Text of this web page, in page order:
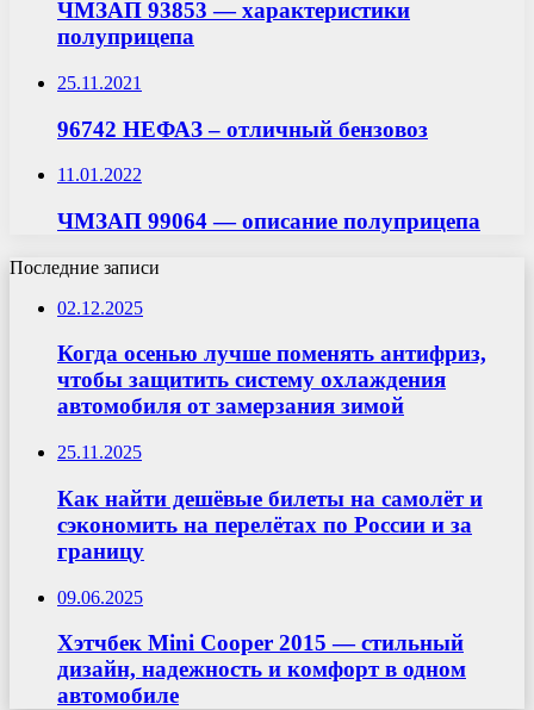
ЧМЗАП 93853 — характеристики
полуприцепа
25.11.2021
96742 НЕФАЗ – отличный бензовоз
11.01.2022
ЧМЗАП 99064 — описание полуприцепа
Последние записи
02.12.2025
Когда осенью лучше поменять антифриз,
чтобы защитить систему охлаждения
автомобиля от замерзания зимой
25.11.2025
Как найти дешёвые билеты на самолёт и
сэкономить на перелётах по России и за
границу
09.06.2025
Хэтчбек Mini Cooper 2015 — стильный
дизайн, надежность и комфорт в одном
автомобиле